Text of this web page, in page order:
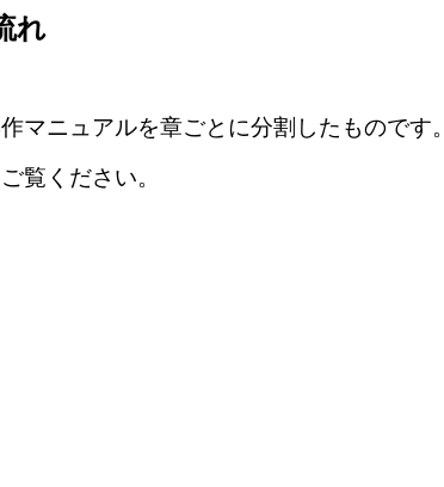
れ
マニュアルを章ごとに分割したものです。
覧ください。